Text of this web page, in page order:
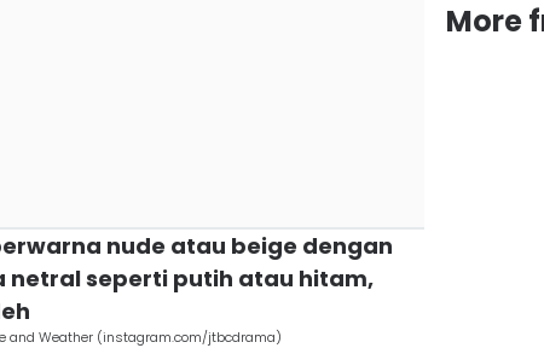
nude atau beige dengan
netral seperti putih atau hitam,
and Weather (instagram.com/jtbcdrama)
More